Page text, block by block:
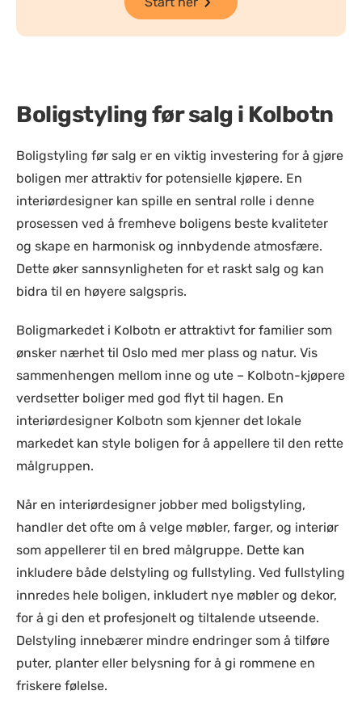
Boligstyling før salg i Kolbotn
Boligstyling før salg er en viktig investering for å gjøre
boligen mer attraktiv for potensielle kjøpere. En
interiørdesigner kan spille en sentral rolle i denne
prosessen ved å fremheve boligens beste kvaliteter
og skape en harmonisk og innbydende atmosfære.
Dette øker sannsynligheten for et raskt salg og kan
bidra til en høyere salgspris.
Boligmarkedet i Kolbotn er attraktivt for familier som
ønsker nærhet til Oslo med mer plass og natur. Vis
sammenhengen mellom inne og ute – Kolbotn-kjøpere
verdsetter boliger med god flyt til hagen. En
interiørdesigner Kolbotn som kjenner det lokale
markedet kan style boligen for å appellere til den rette
målgruppen.
Når en interiørdesigner jobber med boligstyling,
handler det ofte om å velge møbler, farger, og interiør
som appellerer til en bred målgruppe. Dette kan
inkludere både delstyling og fullstyling. Ved fullstyling
innredes hele boligen, inkludert nye møbler og dekor,
for å gi den et profesjonelt og tiltalende utseende.
Delstyling innebærer mindre endringer som å tilføre
puter, planter eller belysning for å gi rommene en
friskere følelse.